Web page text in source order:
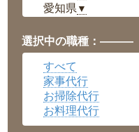
愛知県 ▼
岡山県▼
広島県▼
沖縄県
選択中の職種：———
すべて
家事代行
お掃除代行
お料理代行